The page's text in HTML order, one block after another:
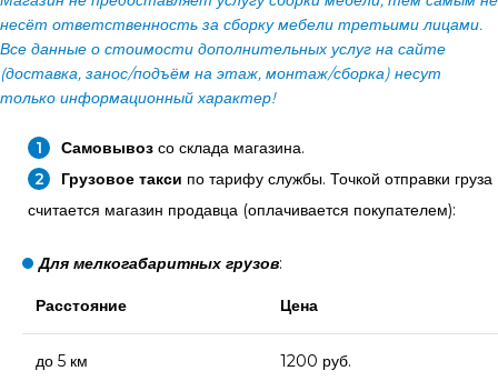
несёт ответственность за сборку мебели третьими лицами.
Все данные о стоимости дополнительных услуг на сайте
(доставка, занос/подъём на этаж, монтаж/сборка) несут
только информационный характер!
Самовывоз со склада магазина.
Грузовое такси по тарифу службы. Точкой отправки груза
считается магазин продавца (оплачивается покупателем):
Для мелкогабаритных грузов:
Расстояние Цена
до 5 км 1200 руб.